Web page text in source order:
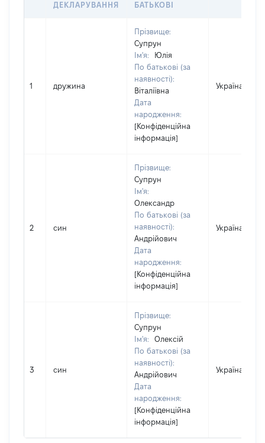
ДЕКЛАРУВАННЯ
БАТЬКОВІ
1 дружина
Прізвище:
Супрун
Ім'я:
Юлія
По батькові (за
наявності):
Віталіївна
Дата
народження:
[Конфіденційна
інформація]
Україна
2 син
Прізвище:
Супрун
Ім'я:
Олександр
По батькові (за
наявності):
Андрійович
Дата
народження:
[Конфіденційна
інформація]
Україна
3 син
Прізвище:
Супрун
Ім'я:
Олексій
По батькові (за
наявності):
Андрійович
Дата
народження:
[Конфіденційна
інформація]
Україна